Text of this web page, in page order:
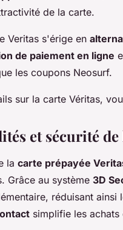
de la carte.
Veritas s'érige en
de paiement en ligne
les coupons Neosurf.
sur la carte Véritas,
et sécurité de
la carte prépayée
Grâce au système 3D
réduisant
simplifie les